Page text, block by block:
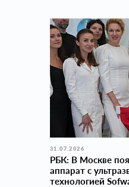
31.07.2026
РБК: В Москве
аппарат с
технологией